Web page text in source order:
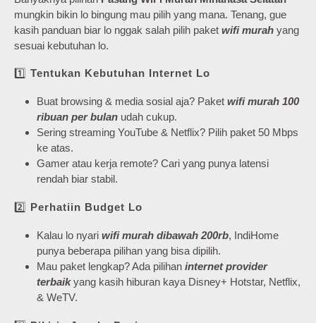
mungkin bikin lo bingung mau pilih yang mana. Tenang, gue
kasih panduan biar lo nggak salah pilih paket wifi murah yang
sesuai kebutuhan lo.
1️⃣ Tentukan Kebutuhan Internet Lo
Buat browsing & media sosial aja? Paket wifi murah 100
ribuan per bulan udah cukup.
Sering streaming YouTube & Netflix? Pilih paket 50 Mbps
ke atas.
Gamer atau kerja remote? Cari yang punya latensi
rendah biar stabil.
2️⃣ Perhatiin Budget Lo
Kalau lo nyari wifi murah dibawah 200rb, IndiHome
punya beberapa pilihan yang bisa dipilih.
Mau paket lengkap? Ada pilihan internet provider
terbaikyang kasih hiburan kaya Disney+ Hotstar, Netflix,
& WeTV.